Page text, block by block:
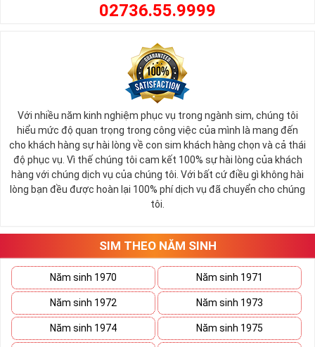
như: 032, 033, 034, 035, 036, 037, 038, 039.
Theo đánh giá, cảm nhận của khách hàng với thương hiệu
Viettel như “Mức độ quen thuộc”, “Cân nhắc sử dụng thương
hiệu” và “Sẵn sàng giới thiệu thương hiệu” được xếp hạng cao
nhất với điểm số trên 9/10,
Bạn dang có nhu cầu tìm mua sim số đẹp Viettel? Bạn đang
phân vân không biết nên chọn địa chỉ nào uy tín - đảm bảo
khi mua sim, thay vì mất thơi gian để tìm kiếm bạn có thể
chọn mua sim số đep Viettel tại Simtiengiang.vn. Là một
trong TOP địa chỉ được người dùng lựa chọn và tín nhiệm
Tham khảo ngay:Phóng Sự Của VTC2 Tiêu Dùng
4.0 Về Sim Tiền Giang
Sim Số Đẹp Viettel Tại Sim Tiền
02736.55.9999
Với nhiều năm kinh nghiệm phục vụ trong ngành sim, chúng tôi
hiểu mức độ quan trọng trong công việc của mình là mang đến
cho khách hàng sự hài lòng về con sim khách hàng chọn và cả thái
độ phục vụ. Vì thế chúng tôi cam kết 100% sự hài lòng của khách
hàng với chúng dịch vụ của chúng tôi. Với bất cứ điều gì không hài
lòng bạn đều được hoàn lại 100% phí dịch vụ đã chuyển cho chúng
tôi.
SIM THEO NĂM SINH
Năm sinh 1970 Năm sinh 1971
Năm sinh 1972 Năm sinh 1973
Năm sinh 1974 Năm sinh 1975